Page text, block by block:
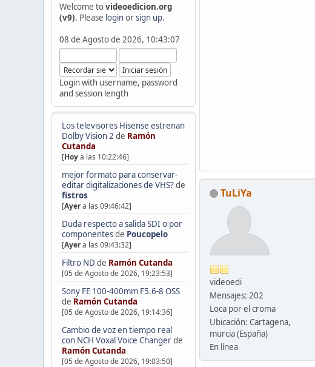
Welcome tovideoedicion.org
(v9). Please loginorsign up.
08 de Agosto de 2026, 10:43:07
Login with username, password
and session length
Los televisores Hisense estrenan
Dolby Vision 2 de Ramón
Cutanda
[Hoya las 10:22:46]
mejor formato para conservar-
editar digitalizaciones de VHS?de
fistros
[Ayera las 09:46:42]
Duda respecto a salida SDI o por
componentesde Poucopelo
[Ayera las 09:43:32]
Filtro ND de Ramón Cutanda
[05 de Agosto de 2026, 19:23:53]
Sony FE 100-400mm F5.6-8 OSS
de Ramón Cutanda
[05 de Agosto de 2026, 19:14:36]
Cambio de voz en tiempo real
con NCH Voxal Voice Changerde
Ramón Cutanda
[05 de Agosto de 2026, 19:03:50]
TuLiYa
videoedi
Mensajes: 202
Loca por el croma
Ubicación: Cartagena,
murcia (España)
En línea